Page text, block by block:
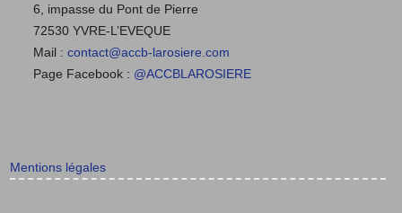
6, impasse du Pont de Pierre
72530 YVRE-L’EVEQUE
Mail : contact@accb-larosiere.com
Page Facebook : @ACCBLAROSIERE
Mentions légales